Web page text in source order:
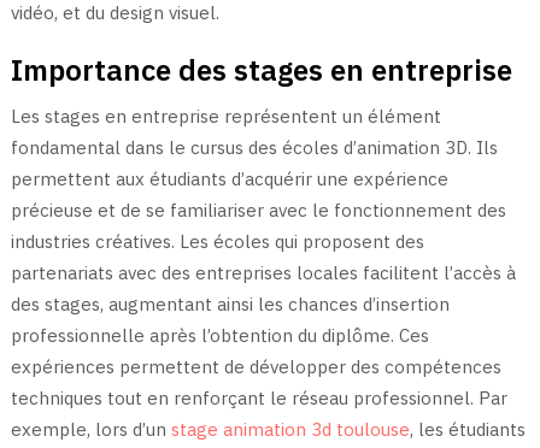
vidéo, et du design visuel.
Importance des stages en entreprise
Les stages en entreprise représentent un élément
fondamental dans le cursus des écoles d’animation 3D. Ils
permettent aux étudiants d’acquérir une expérience
précieuse et de se familiariser avec le fonctionnement des
industries créatives. Les écoles qui proposent des
partenariats avec des entreprises locales facilitent l’accès à
des stages, augmentant ainsi les chances d’insertion
professionnelle après l’obtention du diplôme. Ces
expériences permettent de développer des compétences
techniques tout en renforçant le réseau professionnel. Par
exemple, lors d’un stage animation 3d toulouse, les étudiants